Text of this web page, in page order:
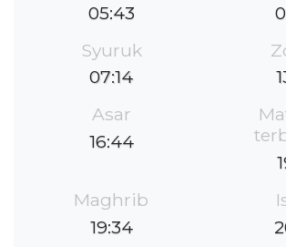
05:43
Syuruk
07:14
Asar
16:44
Maghrib
19:34